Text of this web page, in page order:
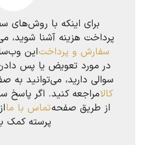
برای اینکه با روش‌های
پرداخت هزینه آشنا شوید،
سفارش و پرداختاین
در مورد تعویض یا پس
سوالی دارید، می‌توانید به
کالامراجعه کنید. اگر پاسخ
از طریق صفحهتماس با ما
پرسته کمک